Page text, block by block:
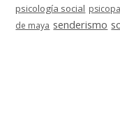
psicología social
de maya senderismo